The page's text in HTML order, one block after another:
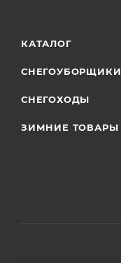
КАТАЛОГ
СНЕГОУБОРЩИКИ
СНЕГОХОДЫ
ЗИМНИЕ ТОВАРЫ